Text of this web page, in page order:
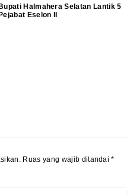
Bupati Halmahera Selatan Lantik 5
Pejabat Eselon II
Ruas yang wajib ditandai*